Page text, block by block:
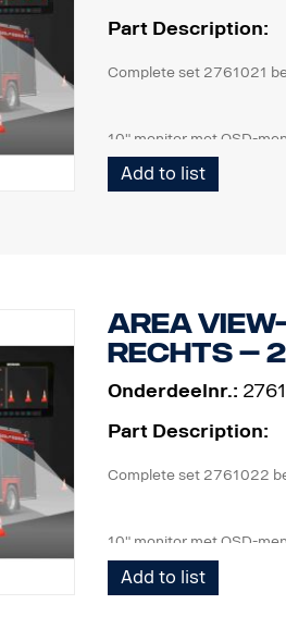
Part Description:
Complete set 2761021
10" monitor met OSD-
4 camera's, IP67, 1,3
Add to list
Area
rechts –
Onderdeelnr.:
Part Description:
Complete set 2761022
10" monitor met OSD-
4 camera's, IP67, 1,3
Add to list